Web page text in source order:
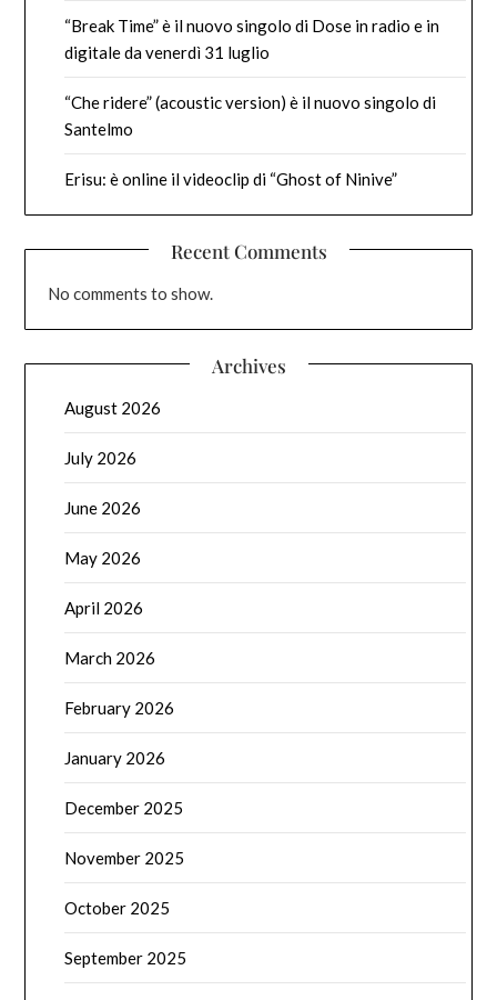
“Break Time” è il nuovo singolo di Dose in radio e in
digitale da venerdì 31 luglio
“Che ridere” (acoustic version) è il nuovo singolo di
Santelmo
Erisu: è online il videoclip di “Ghost of Ninive”
Recent Comments
No comments to show.
Archives
August 2026
July 2026
June 2026
May 2026
April 2026
March 2026
February 2026
January 2026
December 2025
November 2025
October 2025
September 2025